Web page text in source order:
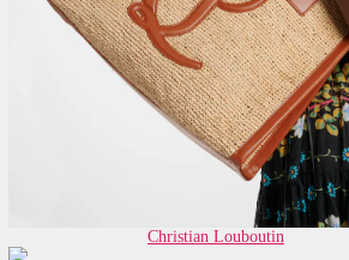
Christian Louboutin